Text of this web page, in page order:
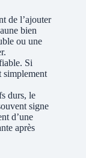
de l’ajouter
bien
ou une
Si
simplement
durs, le
signe
d’une
après